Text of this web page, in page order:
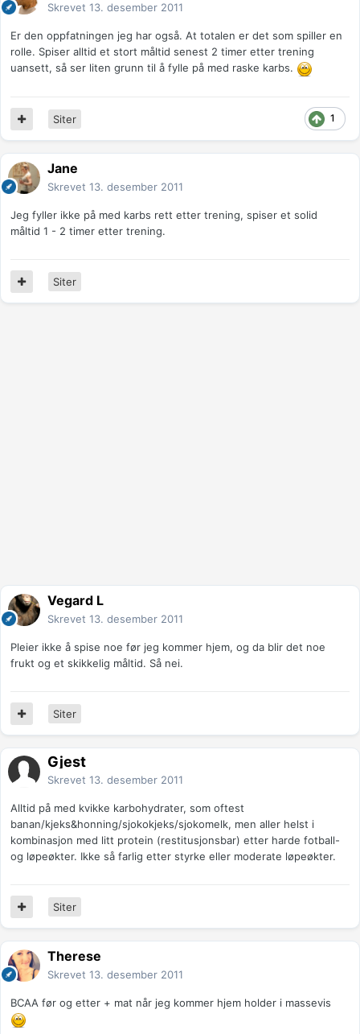
Skrevet 13. desember 2011
Er den oppfatningen jeg har også. At totalen er det som spiller en
rolle. Spiser alltid et stort måltid senest 2 timer etter trening
uansett, så ser liten grunn til å fylle på med raske karbs.
1
Siter
Jane
Skrevet 13. desember 2011
Jeg fyller ikke på med karbs rett etter trening, spiser et solid
måltid 1 - 2 timer etter trening.
Siter
Vegard L
Skrevet 13. desember 2011
Pleier ikke å spise noe før jeg kommer hjem, og da blir det noe
frukt og et skikkelig måltid. Så nei.
Siter
Gjest
Skrevet 13. desember 2011
Alltid på med kvikke karbohydrater, som oftest
banan/kjeks&honning/sjokokjeks/sjokomelk, men aller helst i
kombinasjon med litt protein (restitusjonsbar) etter harde fotball-
og løpeøkter. Ikke så farlig etter styrke eller moderate løpeøkter.
Siter
Therese
Skrevet 13. desember 2011
BCAA før og etter + mat når jeg kommer hjem holder i massevis